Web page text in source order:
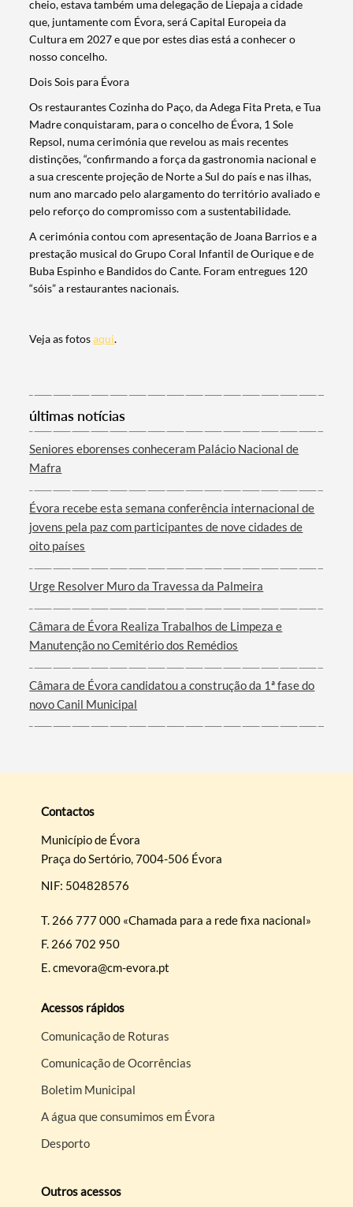
Filtros
cheio, estava também uma delegação de Liepaja a cidade
que, juntamente com Évora, será Capital Europeia da
Cultura em 2027 e que por estes dias está a conhecer o
nosso concelho.
Dois Sois para Évora
Os restaurantes Cozinha do Paço, da Adega Fita Preta, e Tua
Madre conquistaram, para o concelho de Évora, 1 Sole
Repsol, numa cerimónia que revelou as mais recentes
distinções, “confirmando a força da gastronomia nacional e
a sua crescente projeção de Norte a Sul do país e nas ilhas,
num ano marcado pelo alargamento do território avaliado e
pelo reforço do compromisso com a sustentabilidade.
A cerimónia contou com apresentação de Joana Barrios e a
prestação musical do Grupo Coral Infantil de Ourique e de
Buba Espinho e Bandidos do Cante. Foram entregues 120
“sóis” a restaurantes nacionais.
Veja as fotosaqui.
últimas notícias
Seniores eborenses conheceram Palácio Nacional de
Mafra
Évora recebe esta semana conferência internacional de
jovens pela paz com participantes de nove cidades de
oito países
Urge Resolver Muro da Travessa da Palmeira
Câmara de Évora Realiza Trabalhos de Limpeza e
Manutenção no Cemitério dos Remédios
Câmara de Évora candidatou a construção da 1ª fase do
novo Canil Municipal
Contactos
Município de Évora
Praça do Sertório, 7004-506 Évora
NIF: 504828576
T. 266 777 000 «Chamada para a rede fixa nacional»
F. 266 702 950
E.cmevora@cm-evora.pt
Acessos rápidos
Comunicação de Roturas
Comunicação de Ocorrências
Boletim Municipal
A água que consumimos em Évora
Desporto
Outros acessos